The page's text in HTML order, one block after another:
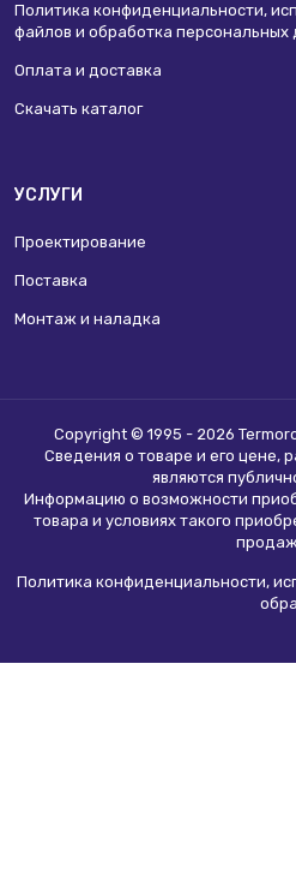
Политика конфиденциальности,
файлов и обработка персональных
Оплата и доставка
Скачать каталог
УСЛУГИ
Проектирование
Поставка
Монтаж и наладка
Copyright © 1995 - 2026
Сведения о товаре и его цене,
являются
Информацию о возможности
товара и условиях такого
Политика конфиденциальности,